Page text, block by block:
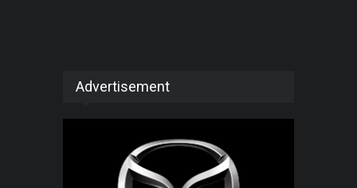
Advertisement